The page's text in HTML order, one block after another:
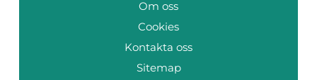
Om oss
Cookies
Kontakta oss
Sitemap